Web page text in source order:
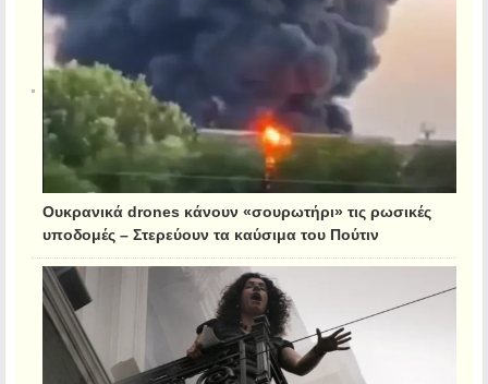
Ουκρανικά drones κάνουν «σουρωτήρι» τις ρωσικές
υποδομές – Στερεύουν τα καύσιμα του Πούτιν